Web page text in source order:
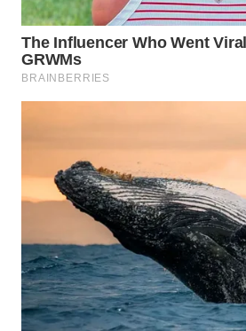
WN
CIREBON
WN
WN
KUNINGAN
MAJALENGKA
WN
SUBANG